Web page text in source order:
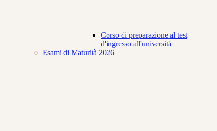
Corso di preparazione al test
d'ingresso all'università
Esami di Maturità 2026